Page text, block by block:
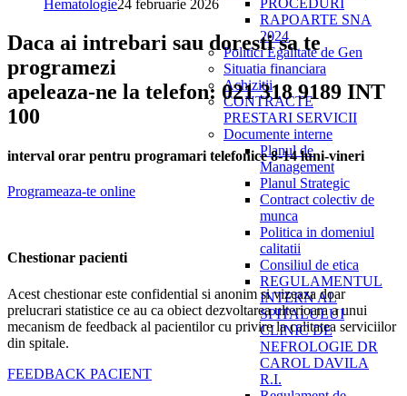
PROCEDURI
RAPOARTE SNA
2024
Politici Egalitate de Gen
Situatia financiara
Achizitii
CONTRACTE
PRESTARI SERVICII
Documente interne
Planul de
Management
Planul Strategic
Contract colectiv de
munca
Politica in domeniul
calitatii
Consiliul de etica
REGULAMENTUL
INTERN AL
SPITALULUI
CLINIC DE
NEFROLOGIE DR
CAROL DAVILA
R.I.
Hematologie24 februarie 2026
Daca ai intrebari sau doresti sa te
programezi
apeleaza-ne la telefon: 021 318 9189 INT
100
interval orar pentru programari telefonice 8-14 luni-vineri
Programeaza-te online
Chestionar pacienti
Acest chestionar este confidential si anonim si vizeaza doar
prelucrari statistice ce au ca obiect dezvoltarea ulterioara a unui
mecanism de feedback al pacientilor cu privire la calitatea serviciilor
din spitale.
FEEDBACK PACIENT